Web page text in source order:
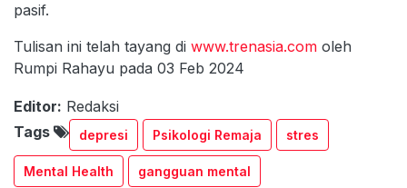
pasif.
Tulisan ini telah tayang di www.trenasia.com oleh
Rumpi Rahayu pada 03 Feb 2024
Editor: Redaksi
Tags
depresi Psikologi Remaja stres
Mental Health gangguan mental